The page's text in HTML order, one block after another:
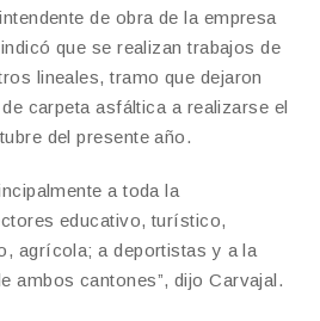
de obra de la empresa
que se realizan trabajos de
lineales, tramo que dejaron
carpeta asfáltica a realizarse el
del presente año.
a toda la
educativo, turístico,
agrícola; a deportistas y a la
ambos cantones”, dijo Carvajal.